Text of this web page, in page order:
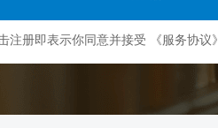
注册即表示你同意并接受 《服务协议》